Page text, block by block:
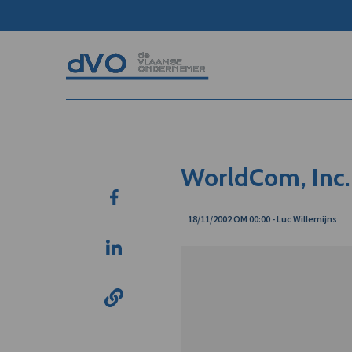
WorldCom, Inc.
18/11/2002 OM 00:00 - Luc Willemijns